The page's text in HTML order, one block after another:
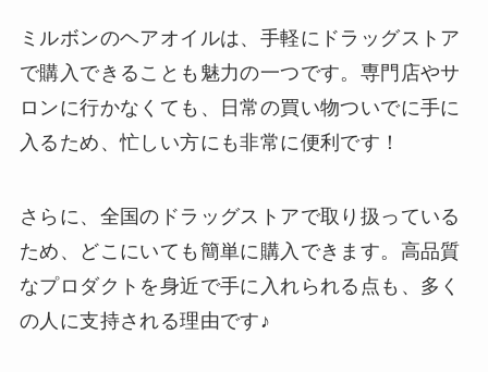
ミルボンのヘアオイルは、手軽にドラッグストア
で購入できることも魅力の一つです。専門店やサ
ロンに行かなくても、日常の買い物ついでに手に
入るため、忙しい方にも非常に便利です！
さらに、全国のドラッグストアで取り扱っている
ため、どこにいても簡単に購入できます。高品質
なプロダクトを身近で手に入れられる点も、多く
の人に支持される理由です♪